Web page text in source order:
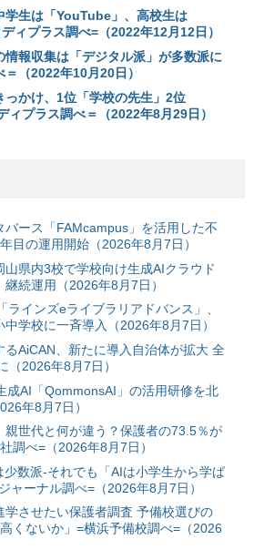
学生は「YouTube」、高校生は
ィプラス調べ=（2022年12月12日）
情報収集は「デジタル派」が多数派に
（2022年10月20日）
っかけ、1位「学校の先生」2位
ィプラス調べ＝（2022年8月29日）
バース「FAMcampus」を活用した不
目の運用開始（2026年8月7日）
山県内3校で学校向け生成AIクラウド
継続運用（2026年8月7日）
ラインズeライブラリアドバンス」、
学校に一斉導入（2026年8月7日）
るAiCAN、新たに導入自治体が拡大 全
（2026年8月7日）
成AI「QommonsAI」の活用研修を北
年8月7日）
親世代と何が違う？保護者の73.5％が
調べ=（2026年8月7日）
少数派-それでも「AIは小学生から学ば
ャーナル調べ=（2026年8月7日）
学させたい保護者調査 予備校選びの
くないか」=横浜予備校調べ=（2026